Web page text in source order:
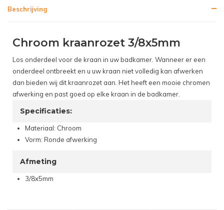
Beschrijving
Chroom kraanrozet 3/8x5mm
Los onderdeel voor de kraan in uw badkamer. Wanneer er een
onderdeel ontbreekt en u uw kraan niet volledig kan afwerken
dan bieden wij dit kraanrozet aan. Het heeft een mooie chromen
afwerking en past goed op elke kraan in de badkamer.
Specificaties:
Materiaal: Chroom
Vorm: Ronde afwerking
Afmeting
3/8x5mm